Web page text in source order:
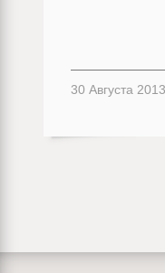
30 Августа 2013